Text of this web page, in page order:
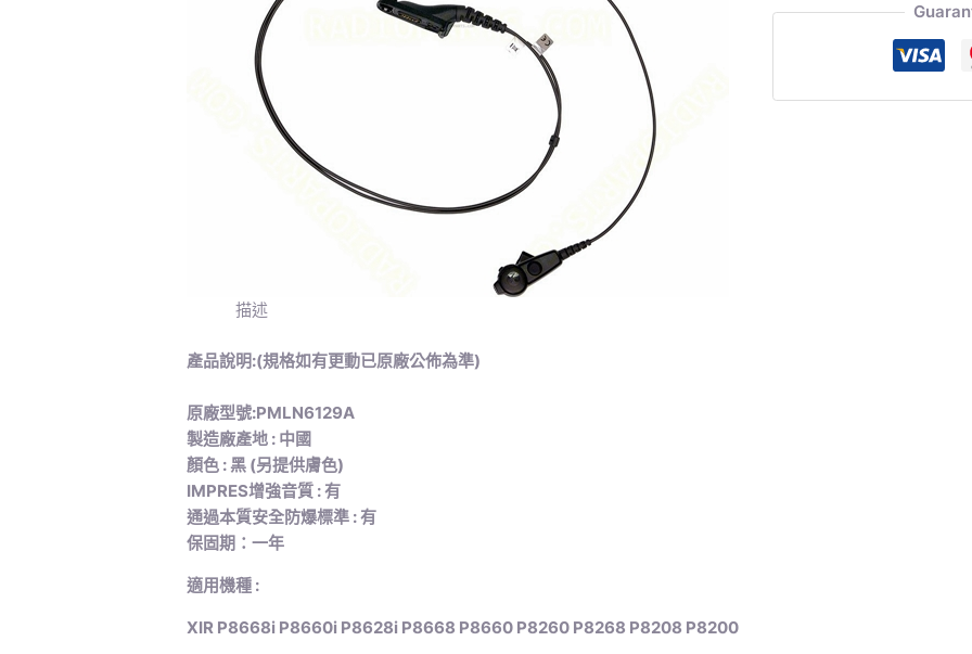
描述
產品說明:(規格如有更動已原廠公佈為準)
原廠型號:PMLN6129A
製造廠產地 : 中國
顏色 : 黑 (另提供膚色)
IMPRES增強音質 : 有
通過本質安全防爆標準 : 有
保固期：一年
適用機種 :
XIR P8668i P8660i P8628i P8668 P8660 P8260 P8268 P8208 P8200